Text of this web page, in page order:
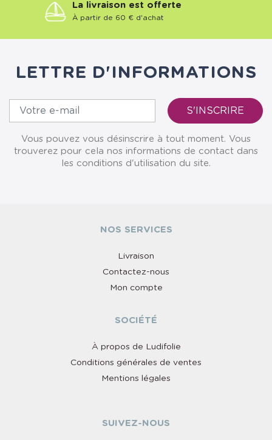
La livraison est offerte
À partir de 60 € d'achat
LETTRE D'INFORMATIONS
Vous pouvez vous désinscrire à tout moment. Vous
trouverez pour cela nos informations de contact dans
les conditions d'utilisation du site.
NOS SERVICES
Livraison
Contactez-nous
Mon compte
SOCIÉTÉ
À propos de Ludifolie
Conditions générales de ventes
Mentions légales
SUIVEZ-NOUS